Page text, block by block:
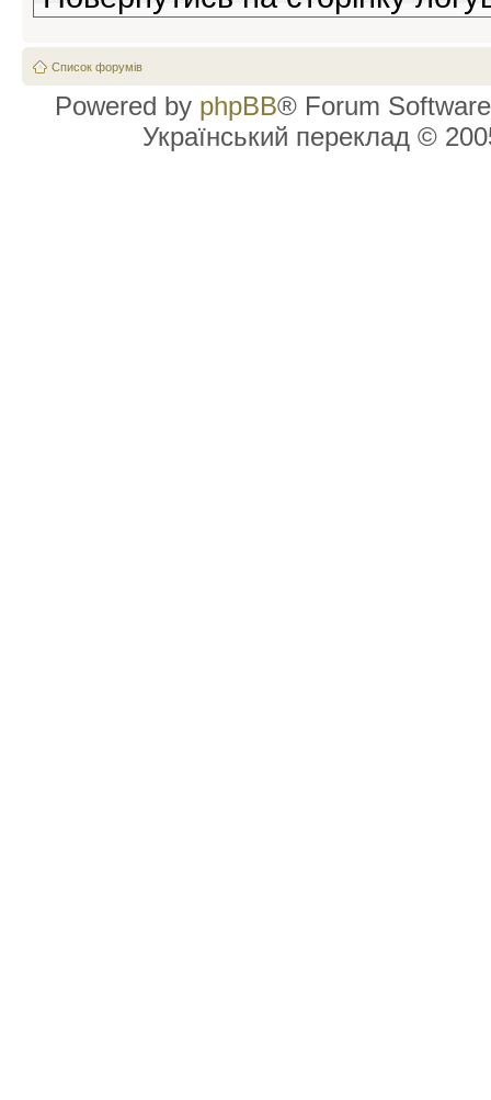
Список форумів
Powered by phpBB® Forum
Український переклад ©